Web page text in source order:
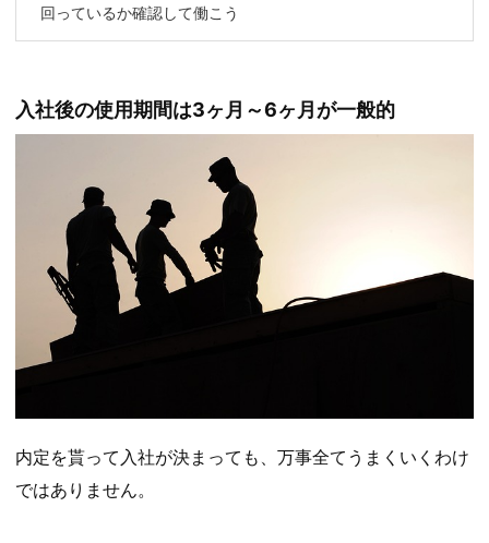
回っているか確認して働こう
入社後の使用期間は3ヶ月～6ヶ月が一般的
内定を貰って入社が決まっても、万事全てうまくいくわけ
ではありません。